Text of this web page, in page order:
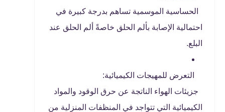
الحساسية الموسمية تساهم بدرجة كبيرة في
احتمالية الإصابة بألم الحلق خاصةً ألم الحلق عند
البلع.
التعرض للمهيجات الكيميائية:
جزيئات الهواء الناتجة عن حرق الوقود والمواد
الكيميائية التي تتواجد في المنظفات المنزلية من